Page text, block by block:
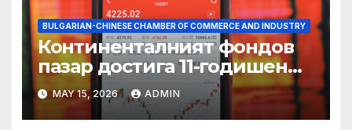
BULGARIAN-CHINESE CHAMBER OF COMMERCE AND INDUSTRY
Континенталният фондов
пазар достига 11-годишен
връх
MAY 15, 2026 ADMIN